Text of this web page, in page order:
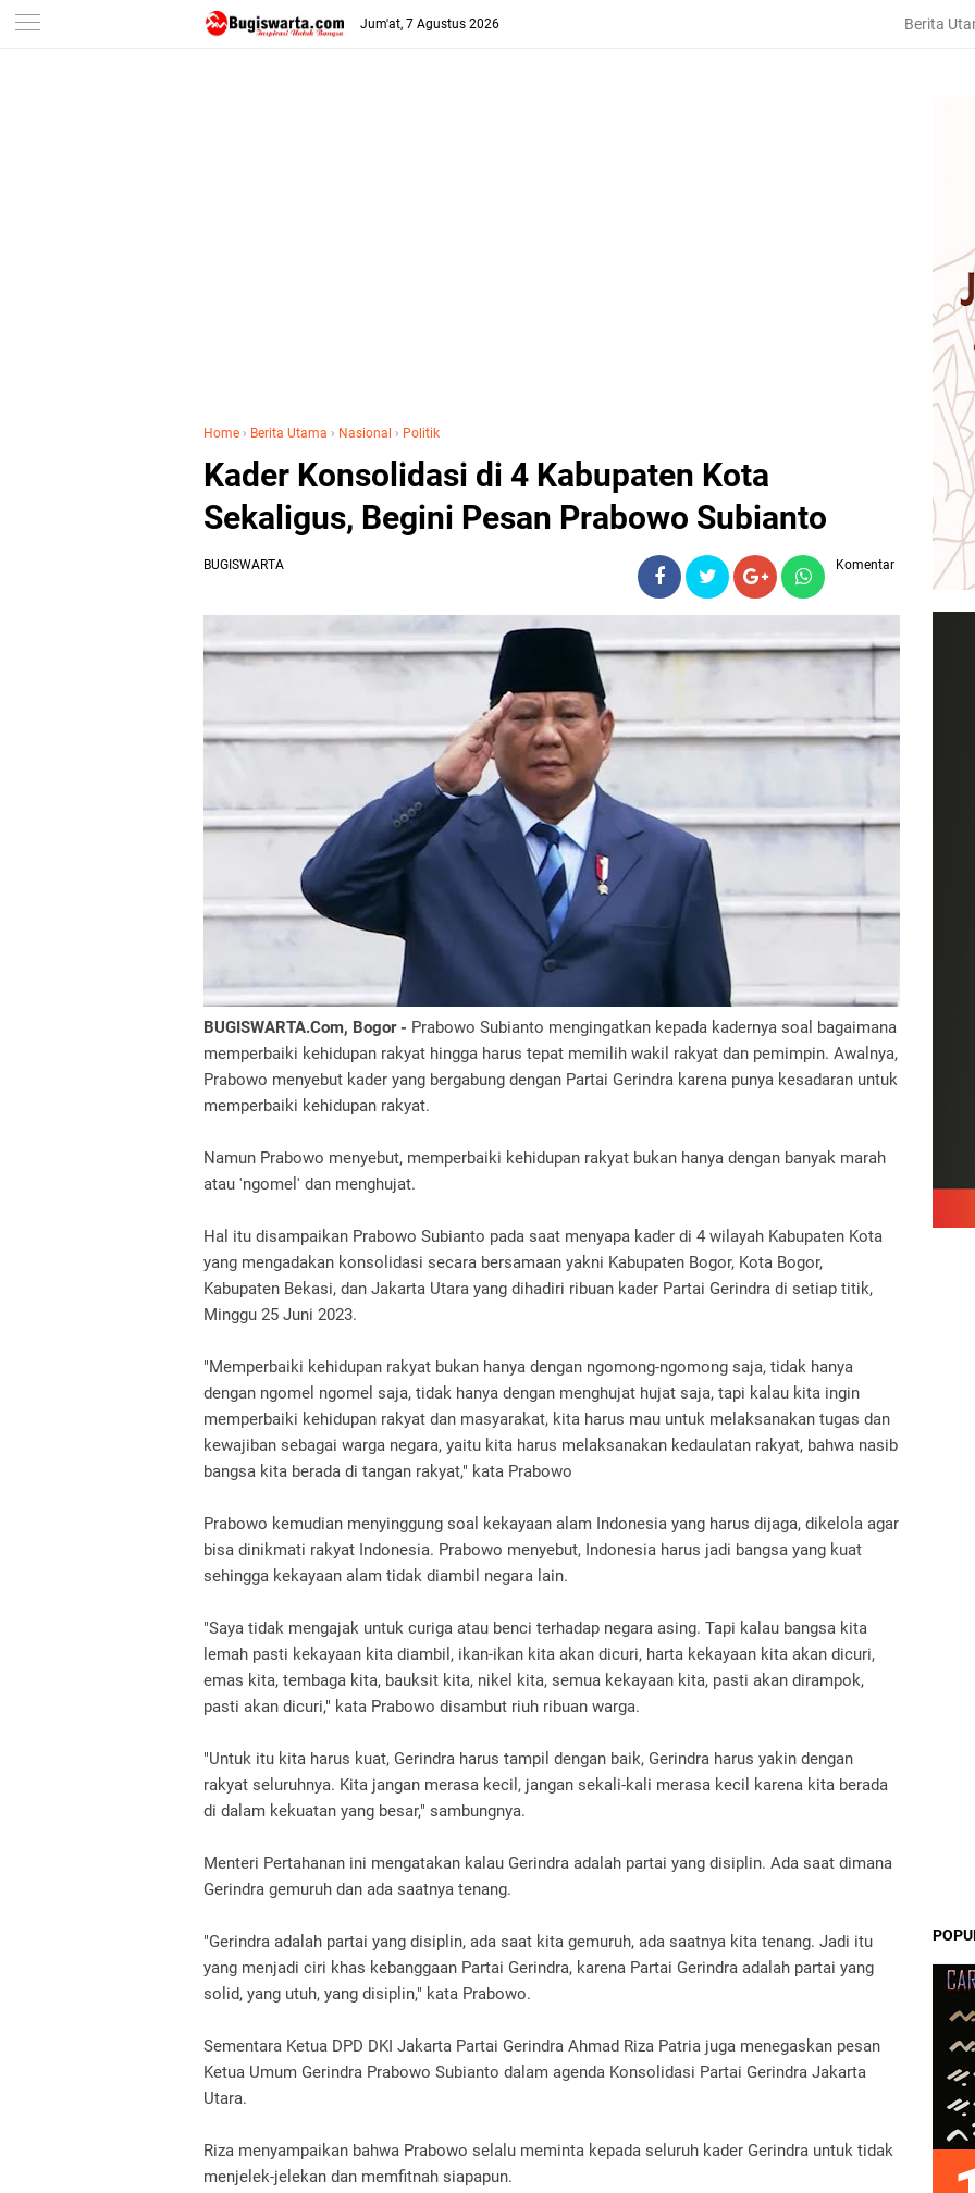
-->
Jum'at, 7 Agustus 2026 Berita
Home › Berita Utama › Nasional › Politik
Kader Konsolidasi di 4 Kabupaten Kota
Sekaligus, Begini Pesan Prabowo Subianto
BUGISWARTA Komentar
BUGISWARTA.Com, Bogor - Prabowo Subianto mengingatkan kepada kadernya soal bagaimana
memperbaiki kehidupan rakyat hingga harus tepat memilih wakil rakyat dan pemimpin. Awalnya,
Prabowo menyebut kader yang bergabung dengan Partai Gerindra karena punya kesadaran untuk
memperbaiki kehidupan rakyat.
Namun Prabowo menyebut, memperbaiki kehidupan rakyat bukan hanya dengan banyak marah
atau 'ngomel' dan menghujat.
Hal itu disampaikan Prabowo Subianto pada saat menyapa kader di 4 wilayah Kabupaten Kota
yang mengadakan konsolidasi secara bersamaan yakni Kabupaten Bogor, Kota Bogor,
Kabupaten Bekasi, dan Jakarta Utara yang dihadiri ribuan kader Partai Gerindra di setiap titik,
Minggu 25 Juni 2023.
"Memperbaiki kehidupan rakyat bukan hanya dengan ngomong-ngomong saja, tidak hanya
dengan ngomel ngomel saja, tidak hanya dengan menghujat hujat saja, tapi kalau kita ingin
memperbaiki kehidupan rakyat dan masyarakat, kita harus mau untuk melaksanakan tugas dan
kewajiban sebagai warga negara, yaitu kita harus melaksanakan kedaulatan rakyat, bahwa nasib
bangsa kita berada di tangan rakyat," kata Prabowo
Prabowo kemudian menyinggung soal kekayaan alam Indonesia yang harus dijaga, dikelola agar
bisa dinikmati rakyat Indonesia. Prabowo menyebut, Indonesia harus jadi bangsa yang kuat
sehingga kekayaan alam tidak diambil negara lain.
"Saya tidak mengajak untuk curiga atau benci terhadap negara asing. Tapi kalau bangsa kita
lemah pasti kekayaan kita diambil, ikan-ikan kita akan dicuri, harta kekayaan kita akan dicuri,
emas kita, tembaga kita, bauksit kita, nikel kita, semua kekayaan kita, pasti akan dirampok,
pasti akan dicuri," kata Prabowo disambut riuh ribuan warga.
"Untuk itu kita harus kuat, Gerindra harus tampil dengan baik, Gerindra harus yakin dengan
rakyat seluruhnya. Kita jangan merasa kecil, jangan sekali-kali merasa kecil karena kita berada
di dalam kekuatan yang besar," sambungnya.
Menteri Pertahanan ini mengatakan kalau Gerindra adalah partai yang disiplin. Ada saat dimana
Gerindra gemuruh dan ada saatnya tenang.
"Gerindra adalah partai yang disiplin, ada saat kita gemuruh, ada saatnya kita tenang. Jadi itu
yang menjadi ciri khas kebanggaan Partai Gerindra, karena Partai Gerindra adalah partai yang
solid, yang utuh, yang disiplin," kata Prabowo.
Sementara Ketua DPD DKI Jakarta Partai Gerindra Ahmad Riza Patria juga menegaskan pesan
Ketua Umum Gerindra Prabowo Subianto dalam agenda Konsolidasi Partai Gerindra Jakarta
Utara.
Riza menyampaikan bahwa Prabowo selalu meminta kepada seluruh kader Gerindra untuk tidak
menjelek-jelekan dan memfitnah siapapun.